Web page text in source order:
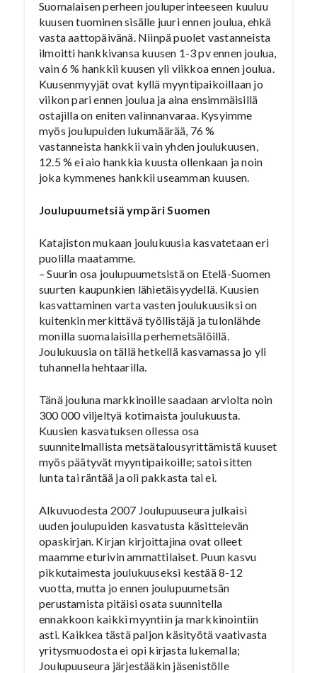
Suomalaisen perheen jouluperinteeseen kuuluu
kuusen tuominen sisälle juuri ennen joulua, ehkä
vasta aattopäivänä. Niinpä puolet vastanneista
ilmoitti hankkivansa kuusen 1-3 pv ennen joulua,
vain 6 % hankkii kuusen yli viikkoa ennen joulua.
Kuusenmyyjät ovat kyllä myyntipaikoillaan jo
viikon pari ennen joulua ja aina ensimmäisillä
ostajilla on eniten valinnanvaraa. Kysyimme
myös joulupuiden lukumäärää, 76 %
vastanneista hankkii vain yhden joulukuusen,
12.5 % ei aio hankkia kuusta ollenkaan ja noin
joka kymmenes hankkii useamman kuusen.
Joulupuumetsiä ympäri Suomen
Katajiston mukaan joulukuusia kasvatetaan eri
puolilla maatamme.
– Suurin osa joulupuumetsistä on Etelä-Suomen
suurten kaupunkien lähietäisyydellä. Kuusien
kasvattaminen varta vasten joulukuusiksi on
kuitenkin merkittävä työllistäjä ja tulonlähde
monilla suomalaisilla perhemetsälöillä.
Joulukuusia on tällä hetkellä kasvamassa jo yli
tuhannella hehtaarilla.
Tänä jouluna markkinoille saadaan arviolta noin
300 000 viljeltyä kotimaista joulukuusta.
Kuusien kasvatuksen ollessa osa
suunnitelmallista metsätalousyrittämistä kuuset
myös päätyvät myyntipaikoille; satoi sitten
lunta tai räntää ja oli pakkasta tai ei.
Alkuvuodesta 2007 Joulupuuseura julkaisi
uuden joulupuiden kasvatusta käsittelevän
opaskirjan. Kirjan kirjoittajina ovat olleet
maamme eturivin ammattilaiset. Puun kasvu
pikkutaimesta joulukuuseksi kestää 8-12
vuotta, mutta jo ennen joulupuumetsän
perustamista pitäisi osata suunnitella
ennakkoon kaikki myyntiin ja markkinointiin
asti. Kaikkea tästä paljon käsityötä vaativasta
yritysmuodosta ei opi kirjasta lukemalla;
Joulupuuseura järjestääkin jäsenistölle